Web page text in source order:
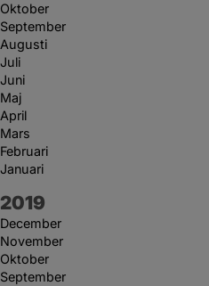
Oktober
September
Augusti
Juli
Juni
Maj
April
Mars
Februari
Januari
År:
2019
December
November
Oktober
September